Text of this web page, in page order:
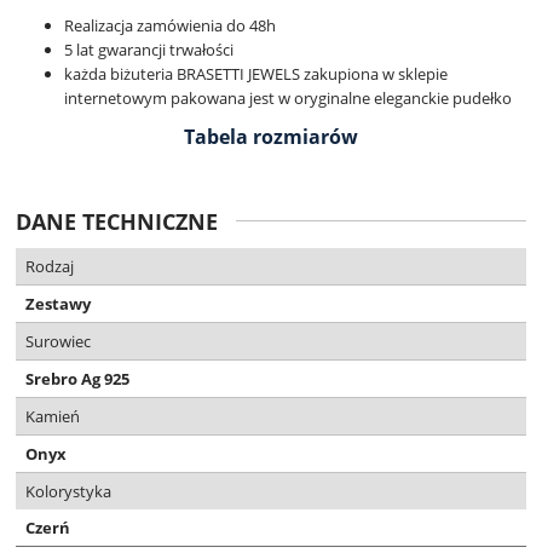
Realizacja zamówienia do 48h
5 lat gwarancji trwałości
każda biżuteria BRASETTI JEWELS zakupiona w sklepie
internetowym pakowana jest w oryginalne eleganckie pudełko
Tabela rozmiarów
DANE TECHNICZNE
Rodzaj
Zestawy
Surowiec
Srebro Ag 925
Kamień
Onyx
Kolorystyka
Czerń